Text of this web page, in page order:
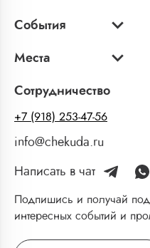
События
Места
Сотрудничество
+7 (918) 253-47-56
info@chekuda.ru
Написать в чат
Подпишись и получай
интересных событий и